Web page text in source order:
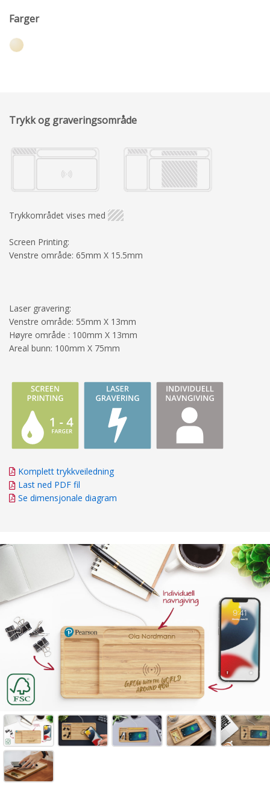
Farger
Trykk og graveringsområde
Trykkområdet vises med
Screen Printing:
Venstre område: 65mm X 15.5mm
Laser gravering:
Venstre område: 55mm X 13mm
Høyre område : 100mm X 13mm
Areal bunn: 100mm X 75mm
Komplett trykkveiledning
Last ned PDF fil
Se dimensjonale diagram